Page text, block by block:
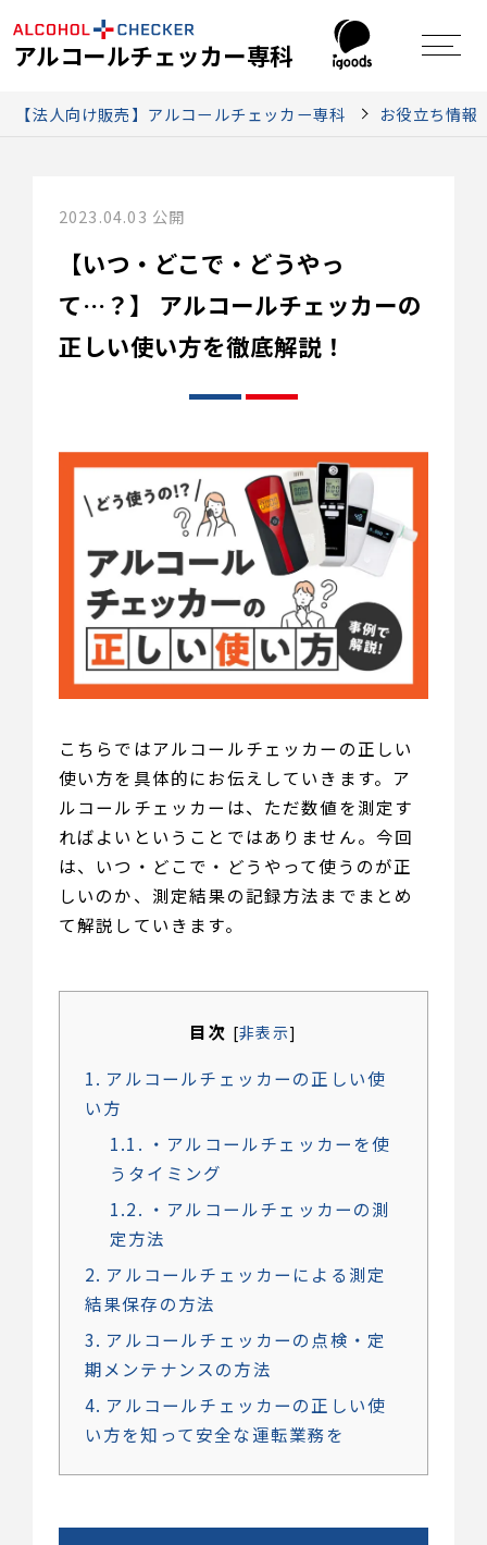
アルコールチェッカー専科
【法人向け販売】アルコールチェッカー専科 お役立ち情報
2023.04.03 公開
【いつ・どこで・どうやっ
て…？】
アルコールチェッカーの
正しい使い方を徹底解説！
こちらではアルコールチェッカーの正しい
使い方を具体的にお伝えしていきます。ア
ルコールチェッカーは、ただ数値を測定す
ればよいということではありません。今回
は、いつ・どこで・どうやって使うのが正
しいのか、測定結果の記録方法までまとめ
て解説していきます。
目次 [非表示]
1
アルコールチェッカーの正しい使
い方
1.1
・アルコールチェッカーを使
うタイミング
1.2
・アルコールチェッカーの測
定方法
2 アルコールチェッカーによる測定
結果保存の方法
3
アルコールチェッカーの点検・定
期メンテナンスの方法
4 アルコールチェッカーの正しい使
い方を知って安全な運転業務を